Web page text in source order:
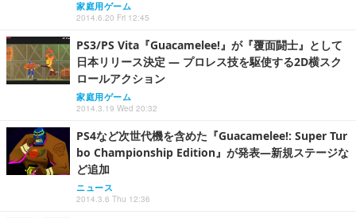
家庭用ゲーム
2014.6.20 Fri 12:45
PS3/PS Vita『Guacamelee!』が『覆面闘士』として
日本リリース決定 ― プロレス技を駆使する2D横スク
ロールアクション
家庭用ゲーム
2014.3.19 Wed 20:32
PS4など次世代機を含めた『Guacamelee!: Super Tur
bo Championship Edition』が発表―新規ステージな
ど追加
ニュース
2014.3.6 Thu 12:36